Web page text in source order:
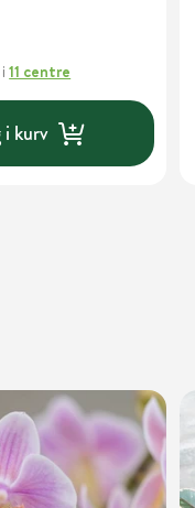
i11 centre
kurv